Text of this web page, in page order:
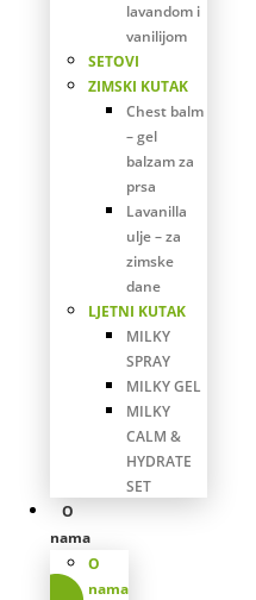
lavandom i
vanilijom
SETOVI
ZIMSKI KUTAK
Chest balm
– gel
balzam za
prsa
Lavanilla
ulje – za
zimske
dane
LJETNI KUTAK
MILKY
SPRAY
MILKY GEL
MILKY
CALM &
HYDRATE
SET
O
nama
O
nama